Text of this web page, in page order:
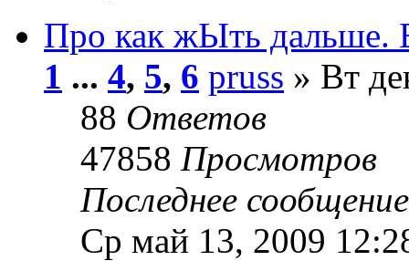
Про как жЫть дальше.
1 ... 4, 5, 6 pruss » Вт
88 Ответов
47858 Просмотров
Последнее
Ср май 13, 2009